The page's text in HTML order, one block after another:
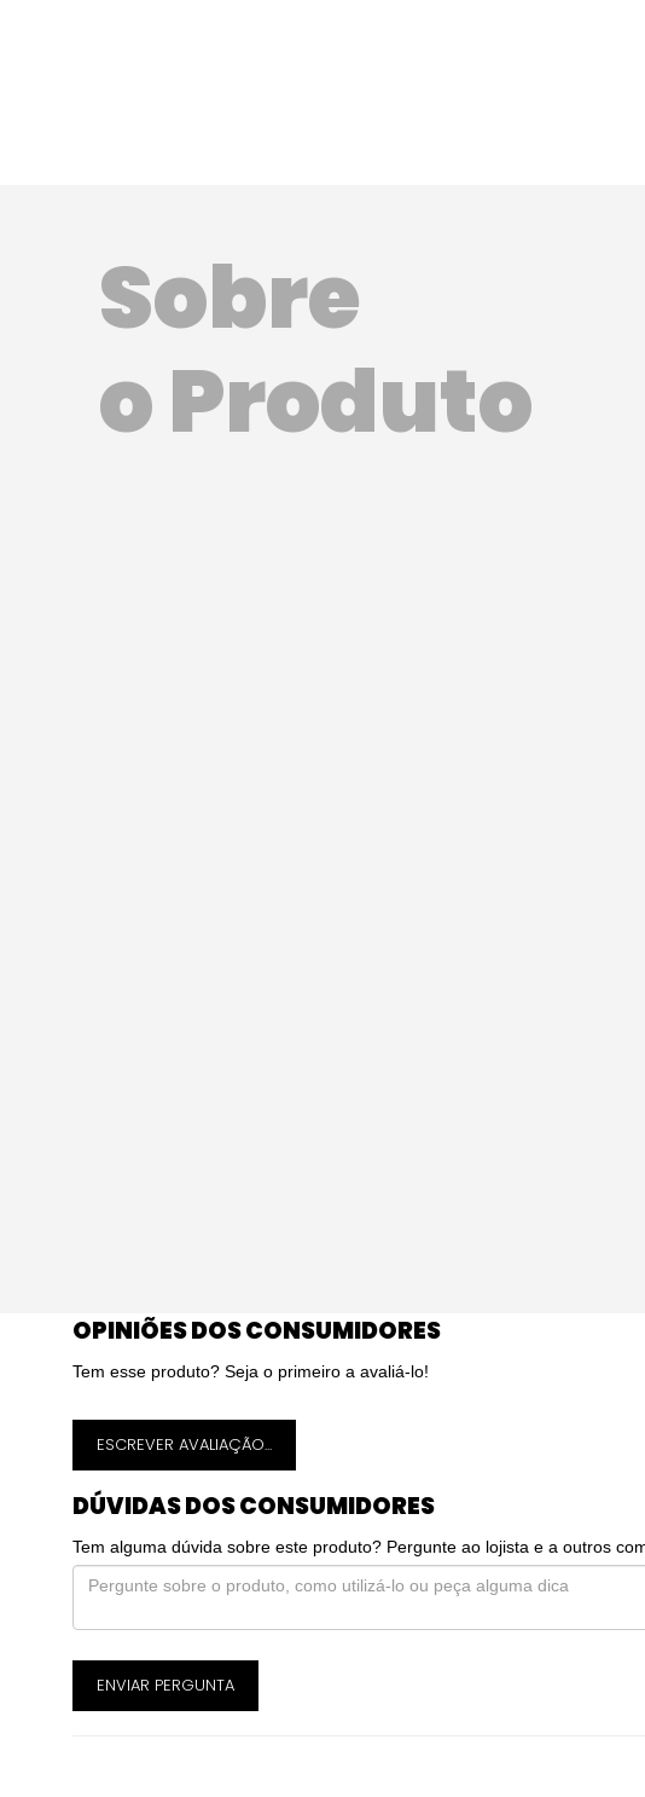
Sobre
o Produto
OPINIÕES DOS CONSUMIDORES
Tem esse produto? Seja o primeiro a avaliá-lo!
ESCREVER AVALIAÇÃO...
DÚVIDAS DOS CONSUMIDORES
Tem alguma dúvida sobre este produto? Pergunte ao lojista e a outros
ENVIAR PERGUNTA